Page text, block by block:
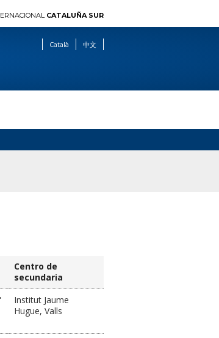
CATALUÑA SUR
Català 中文
Centro de
secundaria
Institut Jaume
Hugue, Valls